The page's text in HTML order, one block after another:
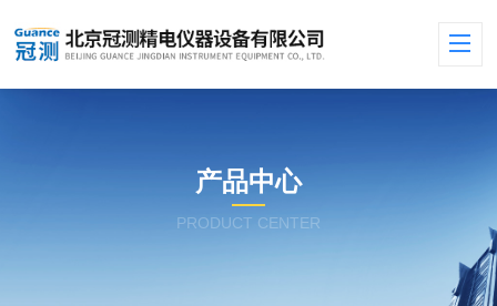
产品中心
PRODUCT CENTER